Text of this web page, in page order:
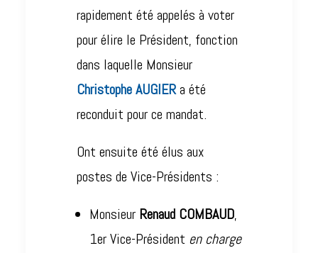
rapidement été appelés à voter
pour élire le Président, fonction
dans laquelle Monsieur
Christophe AUGIERa été
reconduit pour ce mandat.
Ont ensuite été élus aux
postes de Vice-Présidents :
Monsieur Renaud COMBAUD,
1er Vice-Président en charge